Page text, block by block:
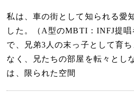
私は、車の街として知られる愛
した。（A型のMBTI：INFJ提
で、兄弟3人の末っ子として育
なく、兄たちの部屋を転々とし
は、限られた空間